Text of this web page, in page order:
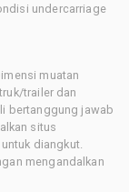
undercarriage
muatan
trailer dan
bertanggung jawab
situs
diangkut.
mengandalkan